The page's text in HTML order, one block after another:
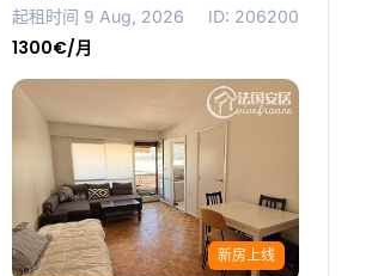
起租时间 9 Aug, 2026 ID: 206200
1300€/月
新房上线